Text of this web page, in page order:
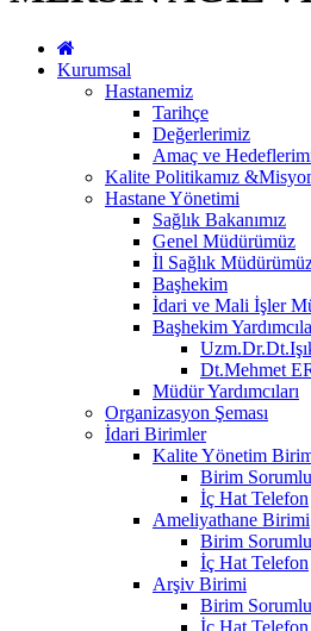
Kurumsal
Hastanemiz
Tarihçe
Değerlerimiz
Amaç ve
Kalite Politikamız
Hastane Yönetimi
Sağlık Bakanımız
Genel Müdürümüz
İl Sağlık
Başhekim
İdari ve Mali İşler
Başhekim
Dt.Mehmet
Müdür Yardımcıları
Organizasyon Şeması
İdari Birimler
Kalite Yönetim
Birim
İç Hat Telefon
Ameliyathane Birimi
Birim
İç Hat Telefon
Arşiv Birimi
Birim
İç Hat Telefon